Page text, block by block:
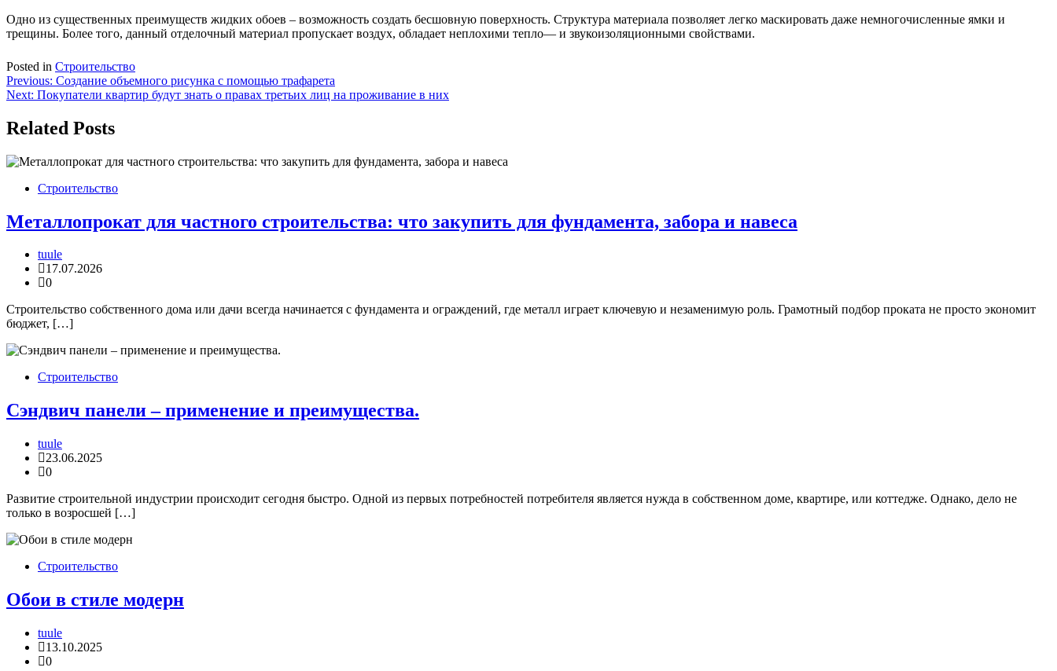
Одно из существенных преимуществ жидких обоев – возможность создать бесшовную поверхность. Структура материала позволяет легко маскировать даже немногочисленные ямки и
трещины. Более того, данный отделочный материал пропускает воздух, обладает неплохими тепло— и звукоизоляционными свойствами.
Posted in Строительство
Навигация
по
записям
Previous: Создание объемного рисунка с помощью трафарета
Next: Покупатели квартир будут знать о правах третьих лиц на проживание в них
Related Posts
Строительство
Металлопрокат для частного строительства: что закупить для фундамента, забора и навеса
tuule
17.07.2026
0
Строительство собственного дома или дачи всегда начинается с фундамента и ограждений, где металл играет ключевую и незаменимую роль. Грамотный подбор проката не просто экономит
бюджет, […]
Строительство
Сэндвич панели – применение и преимущества.
tuule
23.06.2025
0
Развитие строительной индустрии происходит сегодня быстро. Одной из первых потребностей потребителя является нужда в собственном доме, квартире, или коттедже. Однако, дело не
только в возросшей […]
Строительство
Обои в стиле модерн
tuule
13.10.2025
0